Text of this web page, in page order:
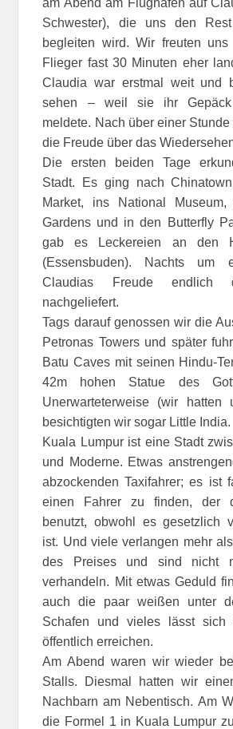
Schwester), die uns den
begleiten wird. Wir freuten
Flieger fast 30 Minuten eher
Claudia war erstmal weit und
sehen – weil sie ihr
meldete. Nach über einer
die Freude über das
Die ersten beiden Tage
Stadt. Es ging nach
Market, ins National
Gardens und in den Butterfly
gab es Leckereien an den
(Essensbuden). Nachts um
Claudias Freude endlich
nachgeliefert.
Tags darauf genossen wir die
Petronas Towers und später
Batu Caves mit seinen Hindu-
42m hohen Statue des
Unerwarteterweise (wir hatten
besichtigten wir sogar Little India.
Kuala Lumpur ist eine Stadt
und Moderne. Etwas
abzockenden Taxifahrer; es ist
einen Fahrer zu finden, der
benutzt, obwohl es gesetzlich
ist. Und viele verlangen mehr
des Preises und sind nicht
verhandeln. Mit etwas Geduld
auch die paar weißen unter
Schafen und vieles lässt sich
öffentlich erreichen.
Am Abend waren wir wieder
Stalls. Diesmal hatten wir
Nachbarn am Nebentisch. Am
die Formel 1 in Kuala Lumpur